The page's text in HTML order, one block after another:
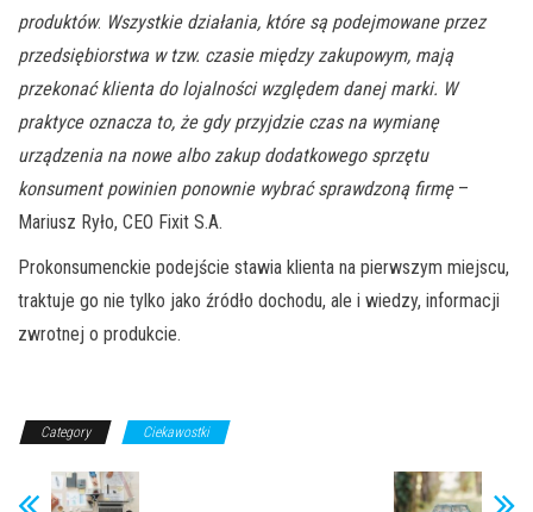
produktów. Wszystkie działania, które są podejmowane przez
przedsiębiorstwa w tzw. czasie między zakupowym, mają
przekonać klienta do lojalności względem danej marki. W
praktyce oznacza to, że gdy przyjdzie czas na wymianę
urządzenia na nowe albo zakup dodatkowego sprzętu
konsument powinien ponownie wybrać sprawdzoną firmę–
Mariusz Ryło, CEO Fixit S.A.
Prokonsumenckie podejście stawia klienta na pierwszym miejscu,
traktuje go nie tylko jako źródło dochodu, ale i wiedzy, informacji
zwrotnej o produkcie.
Category Ciekawostki